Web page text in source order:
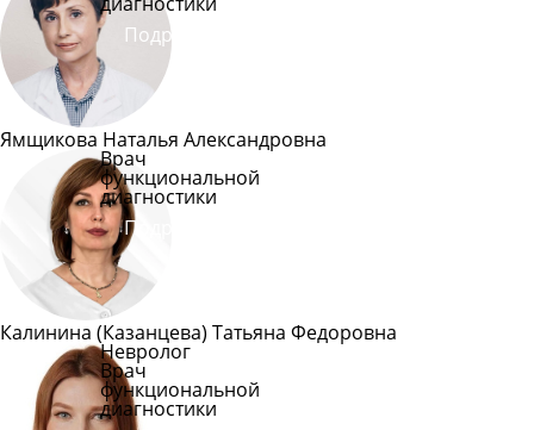
Подробнее
Ямщикова Наталья Александровна
Врач
функциональной
диагностики
Подробнее
Калинина (Казанцева) Татьяна Федоровна
Невролог
Врач
функциональной
диагностики